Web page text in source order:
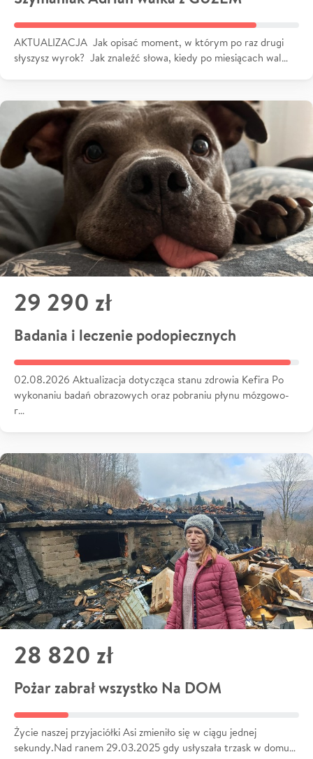
AKTUALIZACJA Jak opisać moment, w którym po raz drugi
słyszysz wyrok? Jak znaleźć słowa, kiedy po miesiącach wal…
29 290 zł
Badania i leczenie podopiecznych
02.08.2026 Aktualizacja dotycząca stanu zdrowia Kefira Po
wykonaniu badań obrazowych oraz pobraniu płynu mózgowo-
r…
28 820 zł
Pożar zabrał wszystko Na DOM
Życie naszej przyjaciółki Asi zmieniło się w ciągu jednej
sekundy.Nad ranem 29.03.2025 gdy usłyszała trzask w domu…